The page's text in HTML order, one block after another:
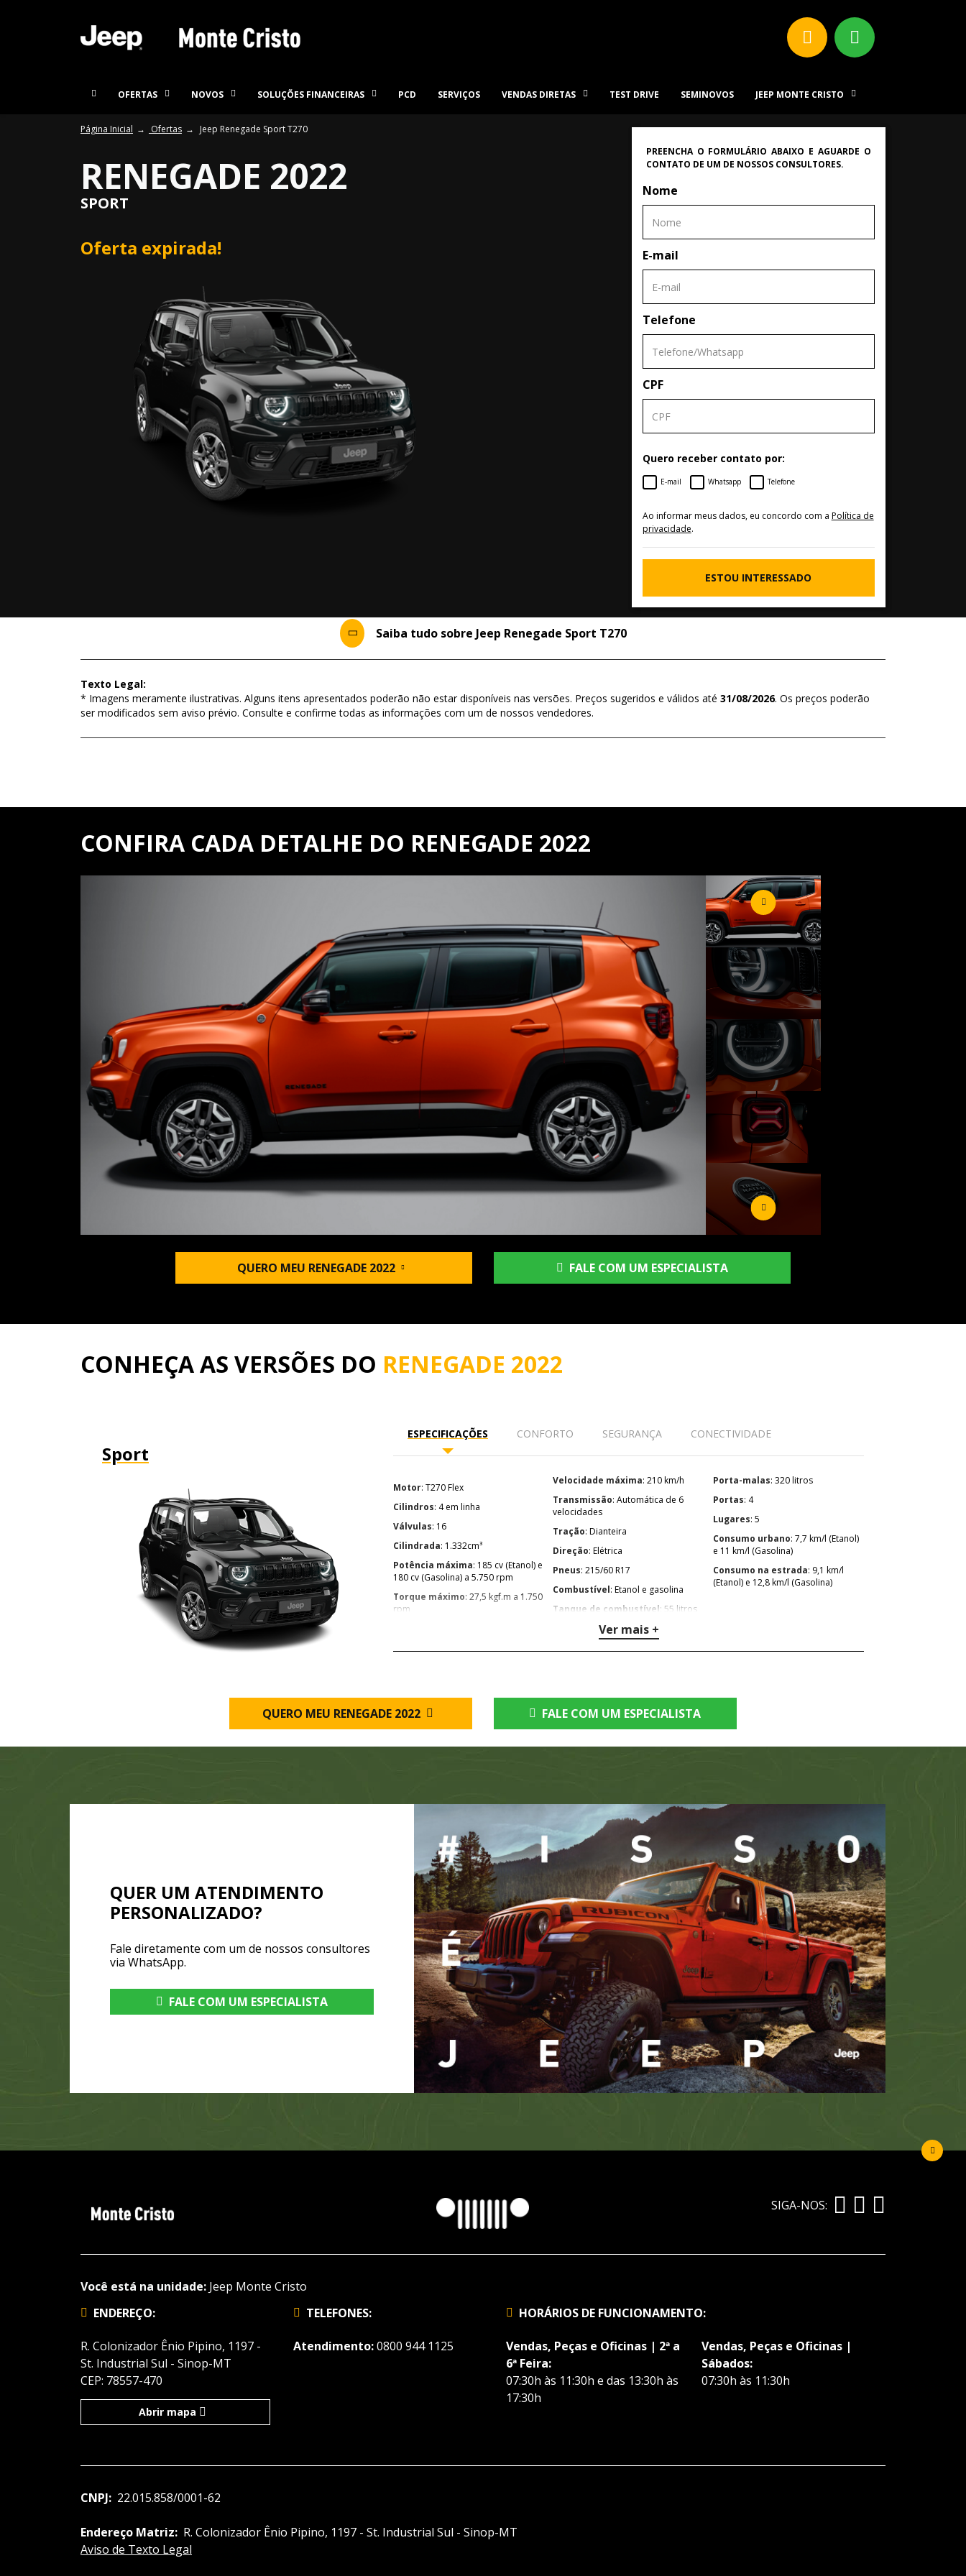
OFERTAS NOVOS SOLUÇÕES FINANCEIRAS PCD SERVIÇOS VENDAS DIRETAS TEST DRIVE SEMINOVOS JEEP MONTE CRISTO
Página Inicial Ofertas Jeep Renegade Sport T270
RENEGADE 2022
SPORT
Oferta expirada!
PREENCHA O FORMULÁRIO ABAIXO E AGUARDE O
CONTATO DE UM DE NOSSOS CONSULTORES.
Nome
E-mail
Telefone
CPF
Quero receber contato por:
E-mail Whatsapp Telefone
Ao informar meus dados, eu concordo com a Política de
privacidade.
ESTOU INTERESSADO
Saiba tudo sobre Jeep Renegade Sport T270
Texto Legal:
* Imagens meramente ilustrativas. Alguns itens apresentados poderão não estar disponíveis nas versões. Preços sugeridos e válidos até 31/08/2026. Os preços poderão
ser modificados sem aviso prévio. Consulte e confirme todas as informações com um de nossos vendedores.
CONFIRA CADA DETALHE DO RENEGADE 2022
QUERO MEU RENEGADE 2022 FALE COM UM ESPECIALISTA
CONHEÇA AS VERSÕES DO RENEGADE 2022
Sport
ESPECIFICAÇÕES CONFORTO SEGURANÇA CONECTIVIDADE
Motor : T270 Flex
Cilindros : 4 em linha
Válvulas : 16
Cilindrada : 1.332cm³
Potência máxima: 185 cv (Etanol) e
180 cv (Gasolina) a 5.750 rpm
Torque máximo: 27,5 kgf.m a 1.750
rpm
Velocidade máxima : 210 km/h
Transmissão: Automática de 6
velocidades
Tração : Dianteira
Direção : Elétrica
Pneus : 215/60 R17
Combustível : Etanol e gasolina
Tanque de combustível : 55 litros
Porta-malas : 320 litros
Portas : 4
Lugares : 5
Consumo urbano: 7,7 km/l (Etanol)
e 11 km/l (Gasolina)
Consumo na estrada: 9,1 km/l
(Etanol) e 12,8 km/l (Gasolina)
Ver mais +
QUERO MEU RENEGADE 2022 FALE COM UM ESPECIALISTA
QUER UM ATENDIMENTO
PERSONALIZADO?
Fale diretamente com um de nossos consultores
via WhatsApp.
FALE COM UM ESPECIALISTA
SIGA-NOS:
Você está na unidade: Jeep Monte Cristo
ENDEREÇO:
R. Colonizador Ênio Pipino, 1197 -
St. Industrial Sul - Sinop-MT
CEP: 78557-470
Abrir mapa
TELEFONES:
Atendimento:0800 944 1125
HORÁRIOS DE FUNCIONAMENTO:
Vendas, Peças e Oficinas | 2ª a
6ª Feira:
07:30h às 11:30h e das 13:30h às
17:30h
Vendas, Peças e Oficinas |
Sábados:
07:30h às 11:30h
CNPJ: 22.015.858/0001-62
Endereço Matriz: R. Colonizador Ênio Pipino, 1197 - St. Industrial Sul - Sinop-MT
Aviso de Texto Legal